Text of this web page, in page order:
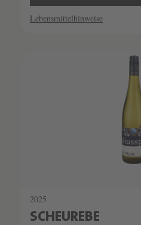
Lebensmittelhinweise
2025
SCHEUREBE